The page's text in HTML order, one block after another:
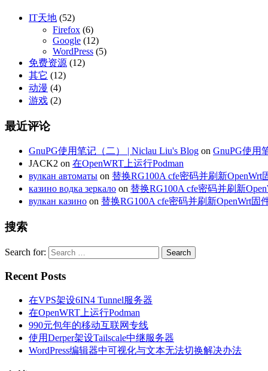
IT天地 (52)
Firefox (6)
Google (12)
WordPress (5)
免费资源 (12)
其它 (12)
动漫 (4)
游戏 (2)
最近评论
GnuPG使用笔记（二） | Niclau Liu's Blog on GnuPG使用
JACK2 on 在OpenWRT上运行Podman
вулкан автоматы on 替换RG100A cfe密码并刷新OpenWrt
казино водка зеркало on 替换RG100A cfe密码并刷新
вулкан казино on 替换RG100A cfe密码并刷新OpenWrt固
搜索
Search for:
Recent Posts
在VPS架设6IN4 Tunnel服务器
在OpenWRT上运行Podman
990元包年的移动互联网专线
使用Derper架设Tailscale中继服务器
WordPress编辑器中可视化与文本无法切换解决办法